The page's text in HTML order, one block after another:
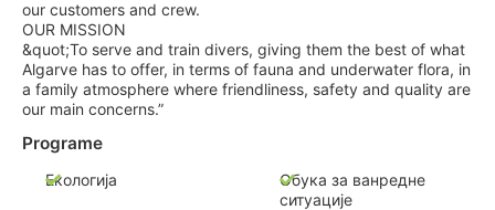
our customers and crew.
OUR MISSION
&quot;To serve and train divers, giving them the best of what
Algarve has to offer, in terms of fauna and underwater flora, in
a family atmosphere where friendliness, safety and quality are
our main concerns.”
Programe
Екологија
Обука за ванредне
ситуације